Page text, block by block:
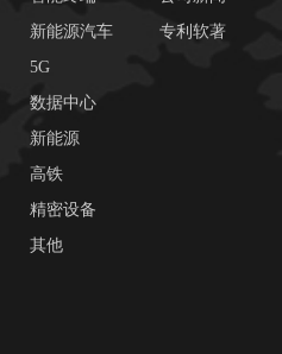
新能源汽车
5G
数据中心
新能源
高铁
精密设备
其他
专利软著